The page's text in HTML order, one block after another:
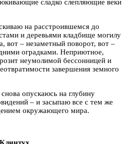
сладко слепляющие веки
на расстроившемся до
и деревьями кладбище могилу
вот – незаметный поворот, вот –
оградками. Неприютное,
неумолимой бессонницей и
завершения земного
опускаюсь на глубину
– и засыпаю все с тем же
окружающего мира.